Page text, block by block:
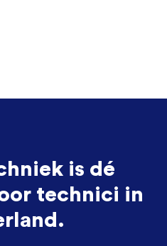
is dé
technici in